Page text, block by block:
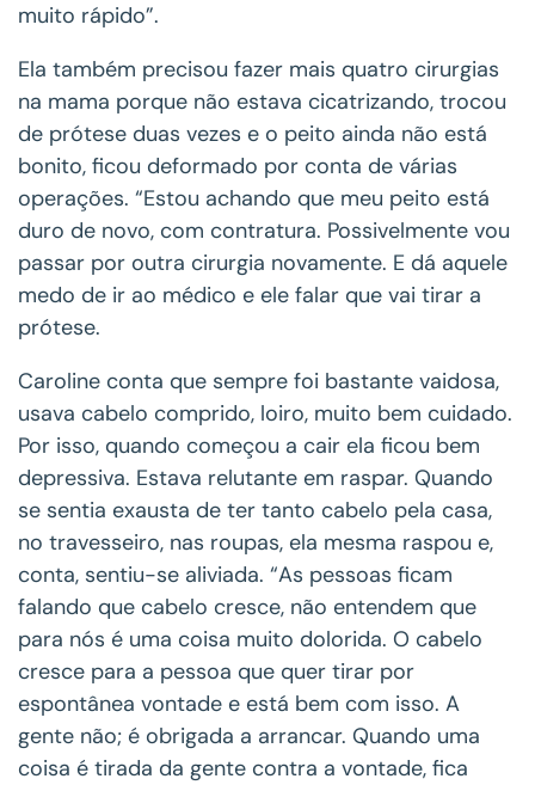
muito rápido”.
Ela também precisou fazer mais quatro cirurgias
na mama porque não estava cicatrizando, trocou
de prótese duas vezes e o peito ainda não está
bonito, ficou deformado por conta de várias
operações. “Estou achando que meu peito está
duro de novo, com contratura. Possivelmente vou
passar por outra cirurgia novamente. E dá aquele
medo de ir ao médico e ele falar que vai tirar a
prótese.
Caroline conta que sempre foi bastante vaidosa,
usava cabelo comprido, loiro, muito bem cuidado.
Por isso, quando começou a cair ela ficou bem
depressiva. Estava relutante em raspar. Quando
se sentia exausta de ter tanto cabelo pela casa,
no travesseiro, nas roupas, ela mesma raspou e,
conta, sentiu-se aliviada. “As pessoas ficam
falando que cabelo cresce, não entendem que
para nós é uma coisa muito dolorida. O cabelo
cresce para a pessoa que quer tirar por
espontânea vontade e está bem com isso. A
gente não; é obrigada a arrancar. Quando uma
coisa é tirada da gente contra a vontade, fica